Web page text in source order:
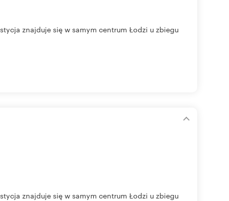
znajduje się w samym centrum Łodzi u zbiegu
znajduje się w samym centrum Łodzi u zbiegu